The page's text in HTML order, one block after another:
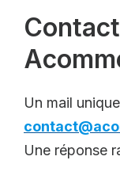
Un mail
Une réponse